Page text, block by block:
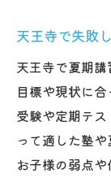
講師
トラ
中学生に
天王
理由
天王寺で失敗
天王寺で夏期
目標や現状に
受験や定期テ
って適した塾
お子様の弱点